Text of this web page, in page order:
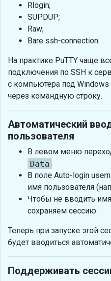
Rlogin;
SUPDUP;
Raw;
Bare ssh-connection.
На практике PuTTY чаще
подключения по SSH к
с компьютера под
через командную строку.
Автоматический
пользователя
В левом меню
Data .
В поле Auto-login
имя пользователя
Чтобы не вводить
сохраняем сессию.
Теперь при запуске этой
будет вводиться
Поддерживать